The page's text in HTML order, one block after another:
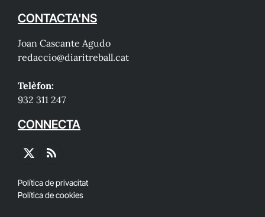
CONTACTA'NS
Joan Cascante Agudo
redaccio@diaritreball.cat
Telèfon:
932 311 247
CONNECTA
X
RSS
Política de privacitat
Política de cookies